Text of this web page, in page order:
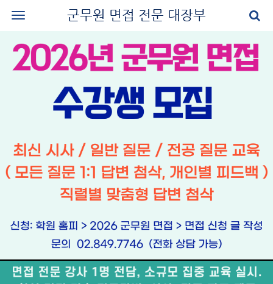
군무원 면접 전문 대장부
로그인
회원가입
나의 강의실
군무원 면접 후기